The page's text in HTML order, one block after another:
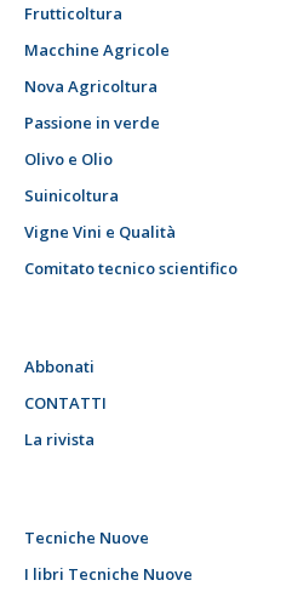
Frutticoltura
Macchine Agricole
Nova Agricoltura
Passione in verde
Olivo e Olio
Suinicoltura
Vigne Vini e Qualità
Comitato tecnico scientifico
Abbonati
CONTATTI
La rivista
Tecniche Nuove
I libri Tecniche Nuove